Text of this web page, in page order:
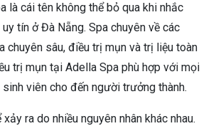
là cái tên không thể bỏ qua khi nhắc
tín ở Đà Nẵng. Spa chuyên về các
chuyên sâu, điều trị mụn và trị liệu toàn
trị mụn tại Adella Spa phù hợp với mọi
viên cho đến người trưởng thành.
ra do nhiều nguyên nhân khác nhau.